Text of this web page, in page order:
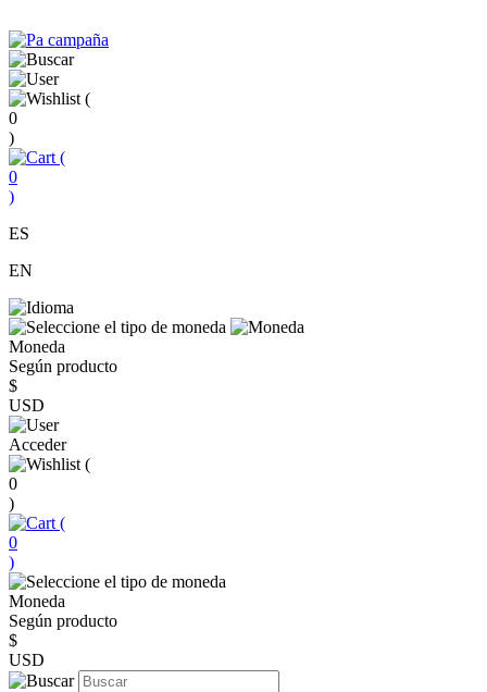
(
0
)
(
0
)
ES
EN
Moneda
Según producto
$
USD
Acceder
(
0
)
(
0
)
Moneda
Según producto
$
USD